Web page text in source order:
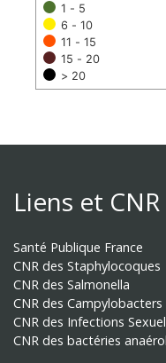
1 - 5
6 - 10
11 - 15
15 - 20
> 20
Liens et
Santé Publique France
CNR des Staphylocoques
CNR des Salmonella
CNR des
CNR des Infections
CNR des bactéries